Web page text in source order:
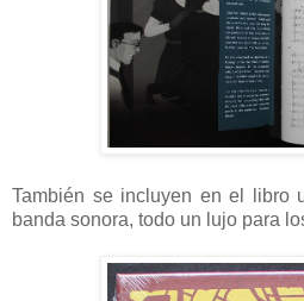
También se incluyen en el libro
banda sonora, todo un lujo para